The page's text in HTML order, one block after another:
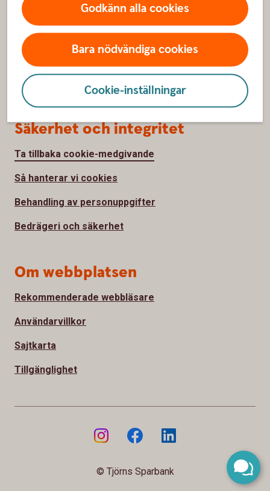
Godkänn alla cookies
Bara nödvändiga cookies
Cookie-inställningar
Om Tjörns Sparbank
Hållbarhet
Samhällsengagemang
Jobba hos oss
Säkerhet och integritet
Ta tillbaka cookie-medgivande
Så hanterar vi cookies
Behandling av personuppgifter
Bedrägeri och säkerhet
Om webbplatsen
Rekommenderade webbläsare
Användarvillkor
Sajtkarta
Tillgänglighet
© Tjörns Sparbank